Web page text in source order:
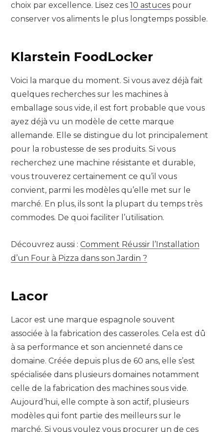
choix par excellence. Lisez ces 10 astuces pour
conserver vos aliments le plus longtemps possible.
Klarstein FoodLocker
Voici la marque du moment. Si vous avez déjà fait
quelques recherches sur les machines à
emballage sous vide, il est fort probable que vous
ayez déjà vu un modèle de cette marque
allemande. Elle se distingue du lot principalement
pour la robustesse de ses produits. Si vous
recherchez une machine résistante et durable,
vous trouverez certainement ce qu’il vous
convient, parmi les modèles qu’elle met sur le
marché. En plus, ils sont la plupart du temps très
commodes. De quoi faciliter l’utilisation.
Découvrez aussi : Comment Réussir l’Installation
d’un Four à Pizza dans son Jardin ?
Lacor
Lacor est une marque espagnole souvent
associée à la fabrication des casseroles. Cela est dû
à sa performance et son ancienneté dans ce
domaine. Créée depuis plus de 60 ans, elle s’est
spécialisée dans plusieurs domaines notamment
celle de la fabrication des machines sous vide.
Aujourd’hui, elle compte à son actif, plusieurs
modèles qui font partie des meilleurs sur le
marché. Si vous voulez vous procurer un de ces